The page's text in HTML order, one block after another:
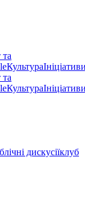
Культура
Культура
дискусіїклуб